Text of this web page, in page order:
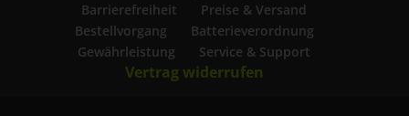
Barrierefreiheit
Preise & Versand
Bestellvorgang
Batterieverordnung
Gewährleistung
Service & Support
Vertrag widerrufen